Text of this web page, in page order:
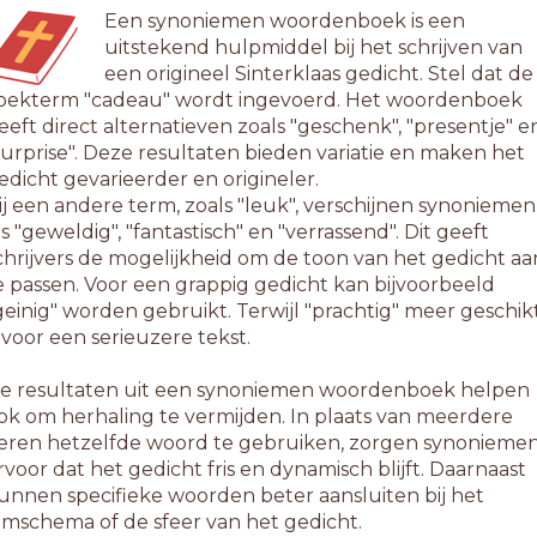
Een synoniemen woordenboek is een
uitstekend hulpmiddel bij het schrijven van
een origineel Sinterklaas gedicht. Stel dat de
"cadeau" wordt ingevoerd. Het woordenboek
direct alternatieven zoals "geschenk", "presentje"
Deze resultaten bieden variatie en maken het
gevarieerder en origineler.
een andere term, zoals "leuk", verschijnen synoniemen
"geweldig", "fantastisch" en "verrassend". Dit geeft
de mogelijkheid om de toon van het gedicht
passen. Voor een grappig gedicht kan bijvoorbeeld
worden gebruikt. Terwijl "prachtig" meer
voor een serieuzere tekst.
resultaten uit een synoniemen woordenboek helpen
om herhaling te vermijden. In plaats van meerdere
hetzelfde woord te gebruiken, zorgen
dat het gedicht fris en dynamisch blijft. Daarnaast
specifieke woorden beter aansluiten bij het
of de sfeer van het gedicht.